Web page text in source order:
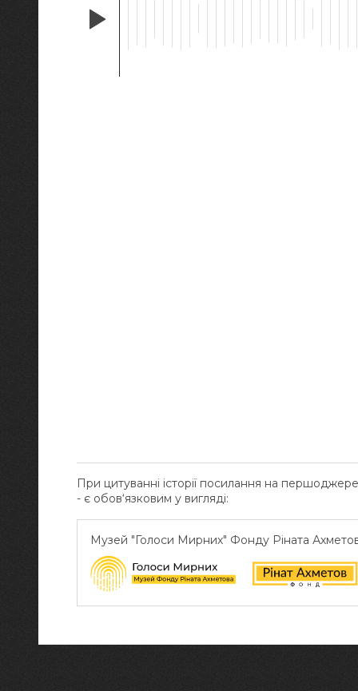
При цитуванні історії посилання на
- є обов‘язковим у вигляді:
Музей "Голоси Мирних" Фонду Ріната